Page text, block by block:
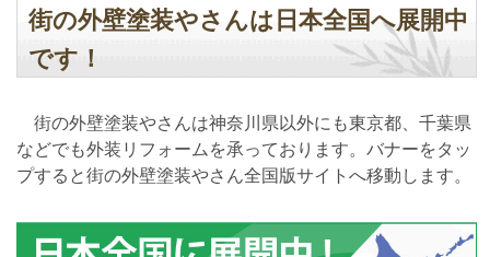
街の外壁塗装やさんは日本全国へ展開中
です！
街の外壁塗装やさんは神奈川県以外にも東京都、千葉県
などでも外装リフォームを承っております。バナーをタッ
プすると街の外壁塗装やさん全国版サイトへ移動します。